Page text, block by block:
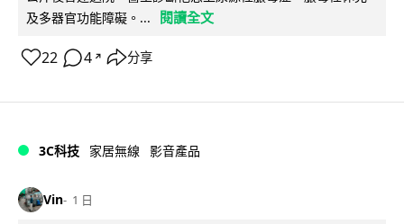
及多器官功能障礙。...
閱讀全文
22 4 ↗ 分享
3C科技 家居無線 影音產品
Vin 1 日